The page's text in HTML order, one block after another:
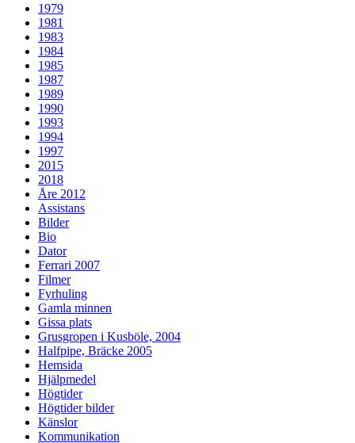
1979
1981
1983
1984
1985
1987
1989
1990
1993
1994
1997
2015
2018
Åre 2012
Assistans
Bilder
Bio
Dator
Ferrari 2007
Filmer
Fyrhuling
Gamla minnen
Gissa plats
Grusgropen i Kusböle, 2004
Halfpipe, Bräcke 2005
Hemsida
Hjälpmedel
Högtider
Högtider bilder
Känslor
Kommunikation